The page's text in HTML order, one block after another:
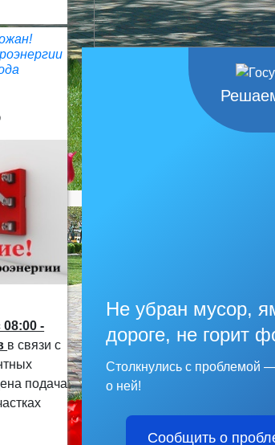
08:00 -
в связи с
подача
Не убран мусор,
дороге, не горит
Столкнулись с проблемой
о ней!
Сообщить о